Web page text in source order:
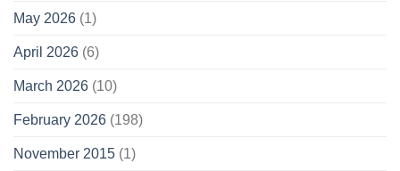
May 2026 (1)
April 2026 (6)
March 2026 (10)
February 2026 (198)
November 2015 (1)